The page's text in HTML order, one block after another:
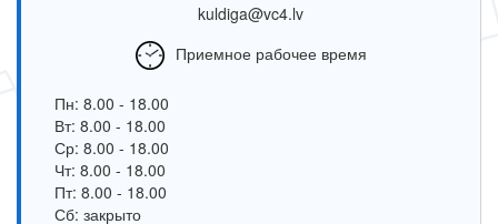
kuldiga@vc4.lv
Приемное рабочее время
Пн: 8.00 - 18.00
Вт: 8.00 - 18.00
Ср: 8.00 - 18.00
Чт: 8.00 - 18.00
Пт: 8.00 - 18.00
Сб: закрыто